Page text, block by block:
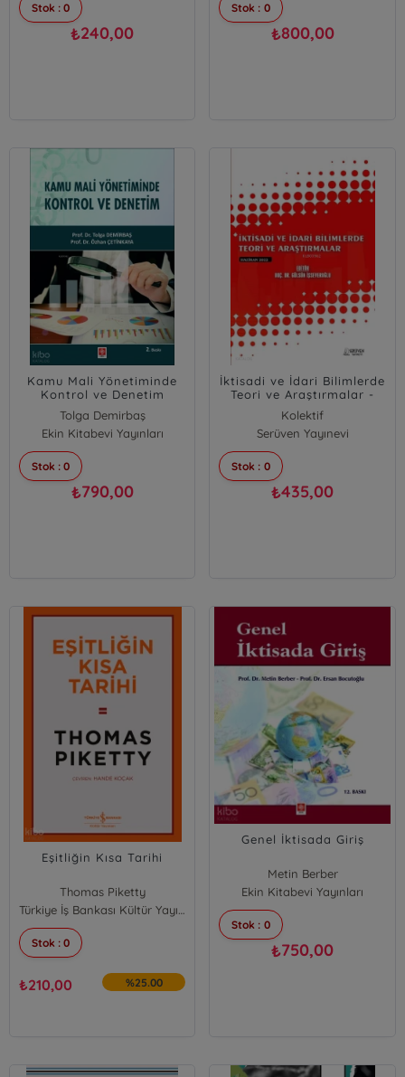
Stok : 0
₺240,00
Stok : 0
₺800,00
Kamu Mali Yönetiminde
Kontrol ve Denetim
Tolga Demirbaş
Özhan Çetinkaya
Ekin Kitabevi Yayınları
Stok : 0
₺790,00
İktisadi ve İdari Bilimlerde
Teori ve Araştırmalar -
Haziran 2022
Kolektif
Serüven Yayınevi
Stok : 0
₺435,00
Eşitliğin Kısa Tarihi
Thomas Piketty
Türkiye İş Bankası Kültür Yayınları
Stok : 0
₺210,00 %25.00
Genel İktisada Giriş
Metin Berber
Ekin Kitabevi Yayınları
Stok : 0
₺750,00